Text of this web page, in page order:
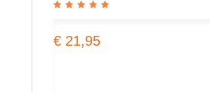
€ 21,95